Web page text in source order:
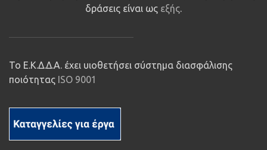
δράσεις είναι ως εξής.
Το Ε.Κ.Δ.Δ.Α. έχει υιοθετήσει σύστημα διασφάλισης
ποιότητας ISO 9001